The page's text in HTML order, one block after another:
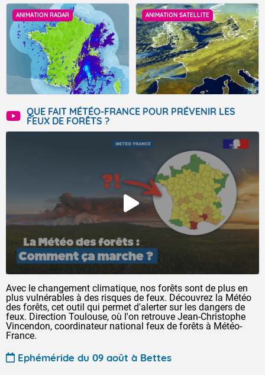
ANIMATION RADAR ANIMATION SATELLITE
QUE FAIT MÉTÉO-FRANCE POUR PRÉVENIR LES
FEUX DE FORÊTS ?
Avec le changement climatique, nos forêts sont de plus en
plus vulnérables à des risques de feux. Découvrez la Météo
des forêts, cet outil qui permet d'alerter sur les dangers de
feux. Direction Toulouse, où l'on retrouve Jean-Christophe
Vincendon, coordinateur national feux de forêts à Météo-
France.
Ephéméride du 09 août à Bettes